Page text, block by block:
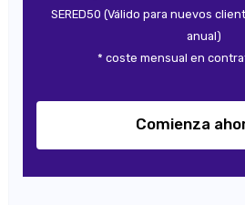
SERED50 (Válido para nuevos
anual)
* coste mensual en
Comienza